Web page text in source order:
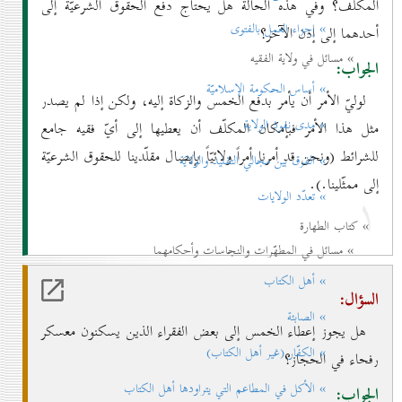
المكلّف؟ وفي هذه الحالة هل يحتاج دفع الحقوق الشرعيّة إلى
أحدهما إلى إذن الآخر؟
الجواب:
لوليّ الأمر أن يأمر بدفع الخمس والزكاة إليه، ولكن إذا لم يصدر
مثل هذا الأمر فبإمكان المكلّف أن يعطيها إلى أيّ فقيه جامع
للشرائط (ونحن قد أمرنا أمراً ولائيّاً بإيصال مقلّدينا للحقوق الشرعيّة
إلى ممثّلينا.).
۱
السؤال:
هل يجوز إعطاء الخمس إلى بعض الفقراء الذين يسكنون معسكر
رفحاء في الحجاز؟
» إجزاء العمل بالفتوی
» مسائل في ولاية الفقيه
» أساس الحكومة الإسلاميّة
» مدی نفوذ الولاية
» الفرق بين مجالي التقليد والولاية
» تعدّد الولايات
» كتاب الطهارة
» مسائل في المطهّرات والنجاسات وأحكامهما
» أهل الكتاب
» الصابئة
» الكفّار (غير أهل الكتاب)
» الأكل في المطاعم التي يتراودها أهل الكتاب